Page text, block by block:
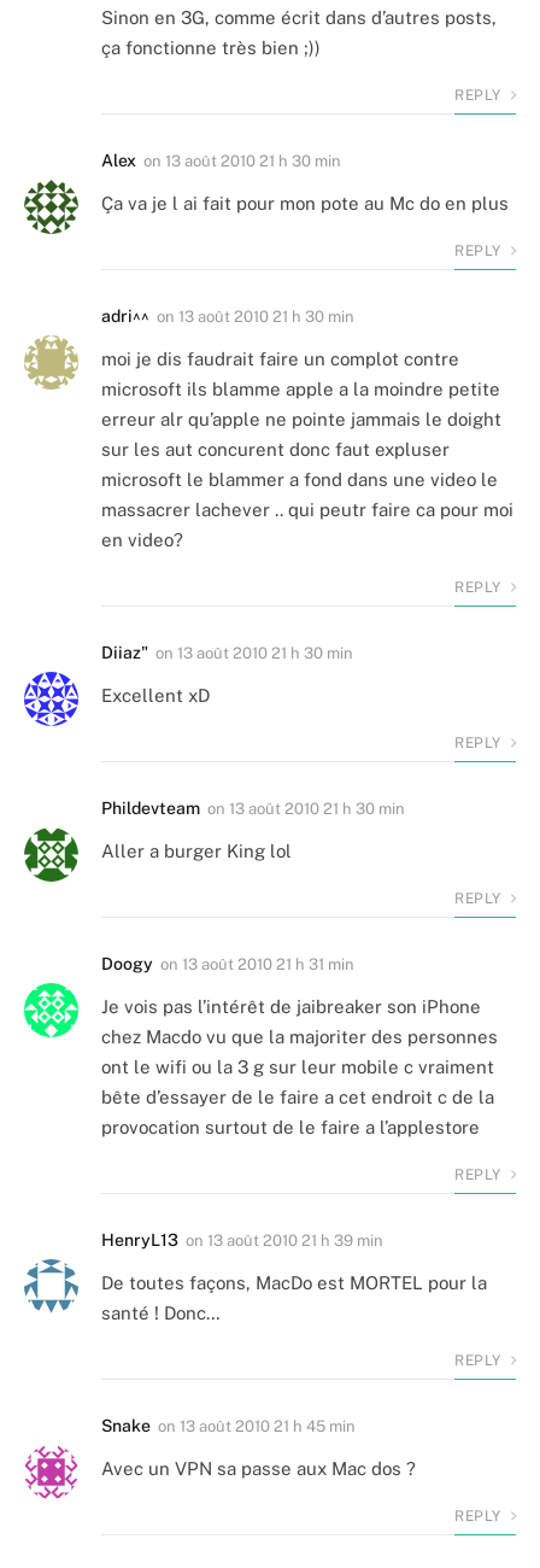
Sinon en 3G, comme écrit dans d’autres posts,
ça fonctionne très bien ;))
REPLY
Alex on 13 août 2010 21 h 30 min
Ça va je l ai fait pour mon pote au Mc do en plus
REPLY
adri^^ on 13 août 2010 21 h 30 min
moi je dis faudrait faire un complot contre
microsoft ils blamme apple a la moindre petite
erreur alr qu’apple ne pointe jammais le doight
sur les aut concurent donc faut expluser
microsoft le blammer a fond dans une video le
massacrer lachever .. qui peutr faire ca pour moi
en video?
REPLY
Diiaz" on 13 août 2010 21 h 30 min
Excellent xD
REPLY
Phildevteam on 13 août 2010 21 h 30 min
Aller a burger King lol
REPLY
Doogy on 13 août 2010 21 h 31 min
Je vois pas l’intérêt de jaibreaker son iPhone
chez Macdo vu que la majoriter des personnes
ont le wifi ou la 3 g sur leur mobile c vraiment
bête d’essayer de le faire a cet endroit c de la
provocation surtout de le faire a l’applestore
REPLY
HenryL13 on 13 août 2010 21 h 39 min
De toutes façons, MacDo est MORTEL pour la
santé ! Donc…
REPLY
Snake on 13 août 2010 21 h 45 min
Avec un VPN sa passe aux Mac dos ?
REPLY